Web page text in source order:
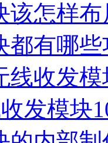
该怎样
都有哪
线收发
发模块